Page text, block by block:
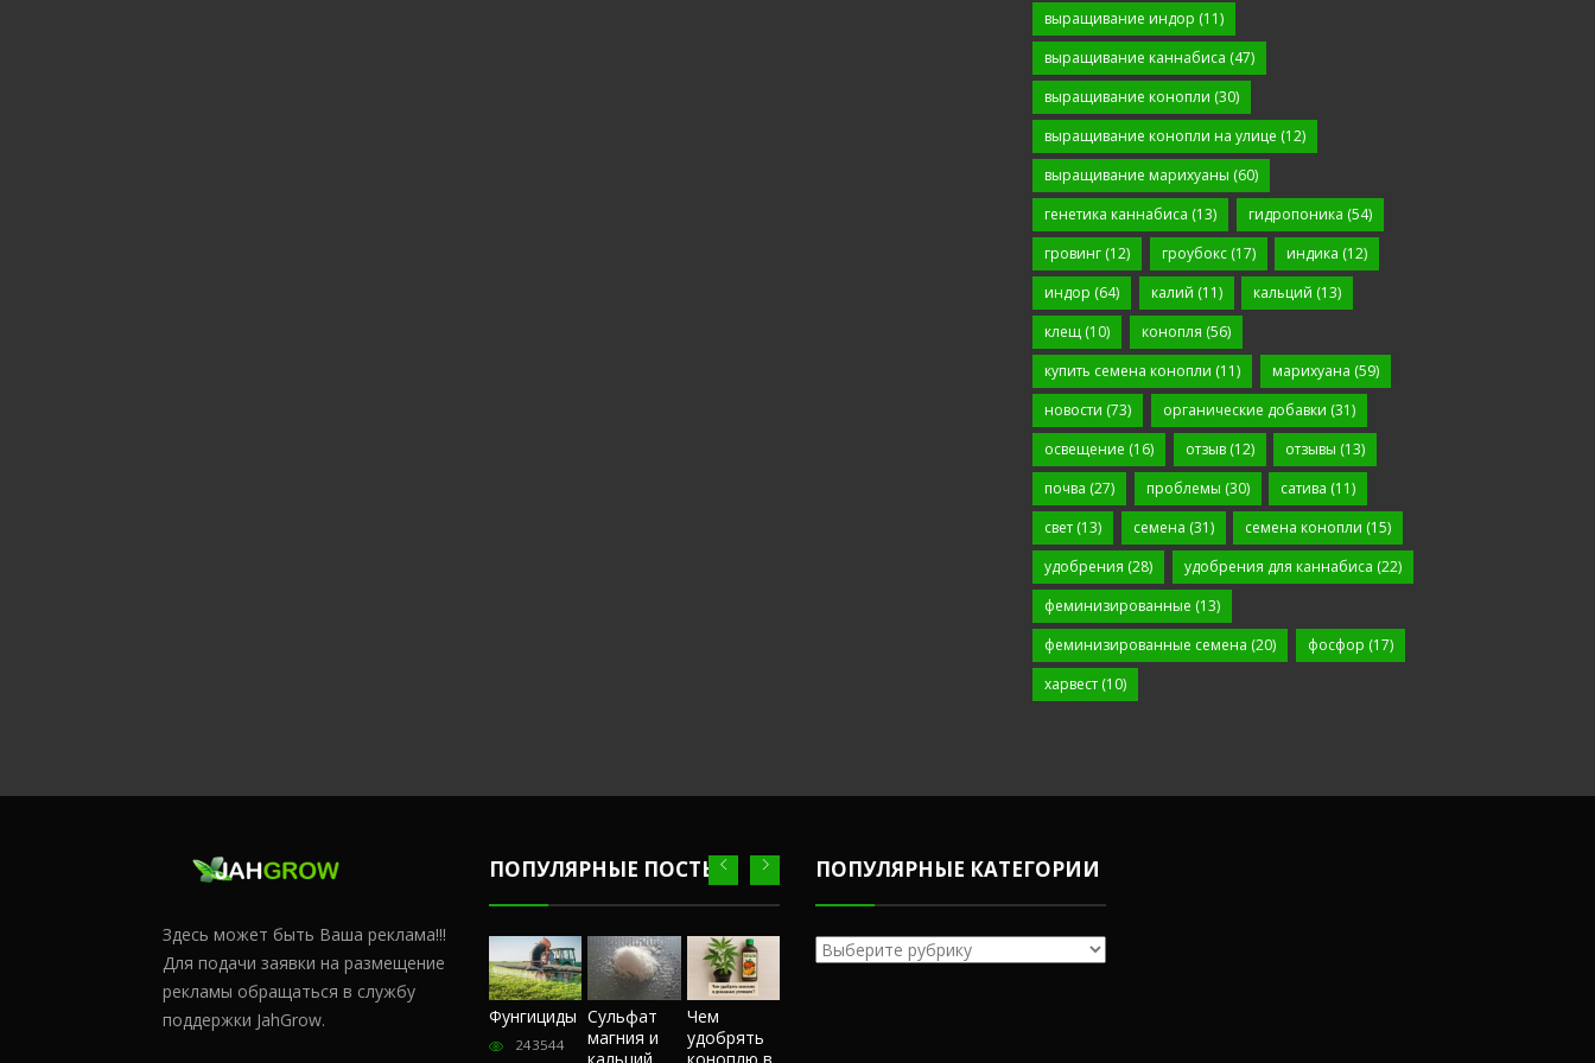
выращивание индор (11)
выращивание каннабиса (47)
выращивание конопли (30)
выращивание конопли на улице (12)
выращивание марихуаны (60)
генетика каннабиса (13) гидропоника (54)
гровинг (12) гроубокс(17) индика (12)
индор (64) калий (11) кальций (13)
клещ (10) конопля (56)
купить семена конопли (11) марихуана (59)
новости (73) органические добавки (31)
освещение (16) отзыв(12) отзывы (13)
почва (27) проблемы (30) сатива (11)
свет (13) семена (31) семена конопли (15)
удобрения (28) удобрения для каннабиса (22)
феминизированные (13)
феминизированные семена (20) фосфор (17)
харвест (10)
Здесь может быть Ваша реклама!!!
Для подачи заявки на размещение
рекламы обращаться в службу
поддержки JahGrow.
ПОПУЛЯРНЫЕ ПОСТЫ
Сульфат
магния и
Чем
Честный
Фунгициды
243544
Сульфат
магния и
кальций
Чем
удобрять
коноплю в
ПОПУЛЯРНЫЕ КАТЕГОРИИ
Популярные